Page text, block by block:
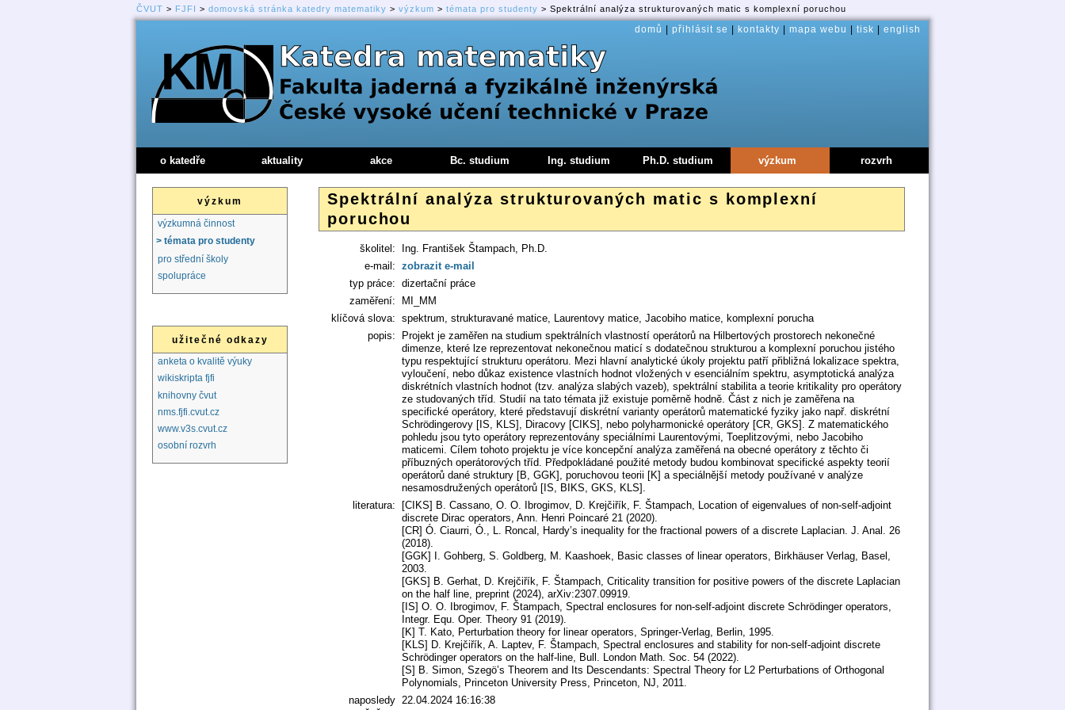
ČVUT > FJFI > domovská stránka katedry matematiky > výzkum > témata pro studenty > Spektrální analýza strukturovaných matic s komplexní poruchou
Spektrální analýza strukturovaných matic s komplexní
poruchou
školitel:
Ing. František Štampach, Ph.D.
e-mail: zobrazit e-mail
typ práce: dizertační práce
zaměření:
MI_MM
klíčová slova: spektrum, strukturavané matice, Laurentovy matice, Jacobiho matice, komplexní porucha
popis:
Projekt je zaměřen na studium spektrálních vlastností operátorů na Hilbertových prostorech nekonečné
dimenze, které lze reprezentovat nekonečnou maticí s dodatečnou strukturou a komplexní poruchou jistého
typu respektující strukturu operátoru. Mezi hlavní analytické úkoly projektu patří přibližná lokalizace spektra,
vyloučení, nebo důkaz existence vlastních hodnot vložených v esenciálním spektru, asymptotická analýza
diskrétních vlastních hodnot (tzv. analýza slabých vazeb), spektrální stabilita a teorie kritikality pro operátory
ze studovaných tříd. Studií na tato témata již existuje poměrně hodně. Část z nich je zaměřena na
specifické operátory, které představují diskrétní varianty operátorů matematické fyziky jako např. diskrétní
Schrödingerovy [IS, KLS], Diracovy [CIKS], nebo polyharmonické operátory [CR, GKS]. Z matematického
pohledu jsou tyto operátory reprezentovány speciálními Laurentovými, Toeplitzovými, nebo Jacobiho
maticemi. Cílem tohoto projektu je více koncepční analýza zaměřená na obecné operátory z těchto či
příbuzných operátorových tříd. Předpokládané použité metody budou kombinovat specifické aspekty teorií
operátorů dané struktury [B, GGK], poruchovou teorii [K] a speciálnější metody používané v analýze
nesamosdružených operátorů [IS, BIKS, GKS, KLS].
literatura:
[CIKS] B. Cassano, O. O. Ibrogimov, D. Krejčiřík, F. Štampach, Location of eigenvalues of non-self-adjoint
discrete Dirac operators, Ann. Henri Poincaré 21 (2020).
[CR] Ó. Ciaurri, Ó., L. Roncal, Hardy’s inequality for the fractional powers of a discrete Laplacian. J. Anal. 26
(2018).
[GGK] I. Gohberg, S. Goldberg, M. Kaashoek, Basic classes of linear operators, Birkhäuser Verlag, Basel,
2003.
[GKS] B. Gerhat, D. Krejčiřík, F. Štampach, Criticality transition for positive powers of the discrete Laplacian
on the half line, preprint (2024), arXiv:2307.09919.
[IS] O. O. Ibrogimov, F. Štampach, Spectral enclosures for non-self-adjoint discrete Schrödinger operators,
Integr. Equ. Oper. Theory 91 (2019).
[K] T. Kato, Perturbation theory for linear operators, Springer-Verlag, Berlin, 1995.
[KLS] D. Krejčiřík, A. Laptev, F. Štampach, Spectral enclosures and stability for non-self-adjoint discrete
Schrödinger operators on the half-line, Bull. London Math. Soc. 54 (2022).
[S] B. Simon, Szegö’s Theorem and Its Descendants: Spectral Theory for L2 Perturbations of Orthogonal
Polynomials, Princeton University Press, Princeton, NJ, 2011.
naposledy
22.04.2024 16:16:38
domů přihlásit se kontakty mapa webu tisk english
o katedře aktuality akce Bc. studium Ing. studium Ph.D. studium výzkum rozvrh
výzkum
výzkumná činnost
> témata pro studenty
pro střední školy
spolupráce
užitečné odkazy
anketa o kvalitě výuky
wikiskripta fjfi
knihovny čvut
nms.fjfi.cvut.cz
www.v3s.cvut.cz
osobní rozvrh